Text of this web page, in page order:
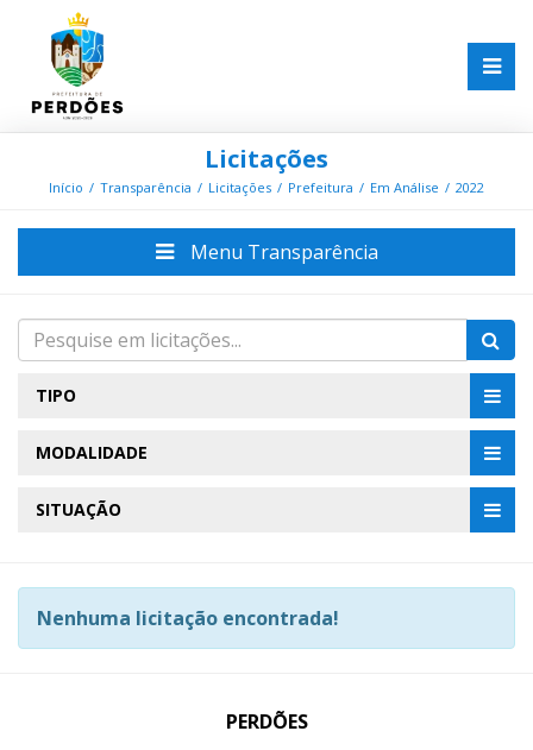
Licitações
Início Transparência Licitações Prefeitura Em Análise 2022
Menu Transparência
TIPO
MODALIDADE
SITUAÇÃO
Nenhuma licitação encontrada!
PERDÕES